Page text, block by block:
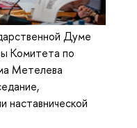
Думе
Комитета по
Метелева
наставнической